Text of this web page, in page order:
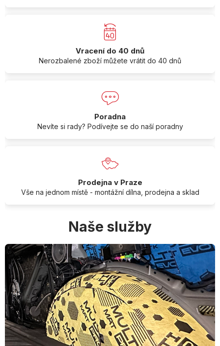
Vracení do 40 dnů
Nerozbalené zboží můžete vrátit do 40 dnů
Poradna
Nevíte si rady? Podívejte se do naší poradny
Prodejna v Praze
Vše na jednom místě - montážní dílna, prodejna a sklad
Naše služby